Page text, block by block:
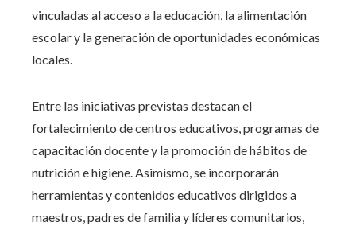
vinculadas al acceso a la educación, la alimentación
escolar y la generación de oportunidades económicas
locales.
Entre las iniciativas previstas destacan el
fortalecimiento de centros educativos, programas de
capacitación docente y la promoción de hábitos de
nutrición e higiene. Asimismo, se incorporarán
herramientas y contenidos educativos dirigidos a
maestros, padres de familia y líderes comunitarios,